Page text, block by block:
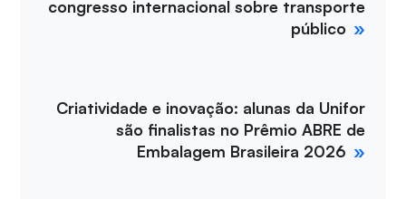
congresso internacional sobre transporte
público
Criatividade e inovação: alunas da Unifor
são finalistas no Prêmio ABRE de
Embalagem Brasileira 2026